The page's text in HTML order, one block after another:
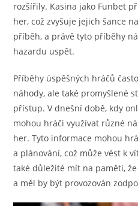
rozšířily. Kasina jako Funbet
her, což zvyšuje jejich šance
příběh, a právě tyto příběhy
hazardu uspět.
Příběhy úspěšných hráčů
náhody, ale také promyšlené
přístup. V dnešní době, kdy
mohou hráči využívat různé
her. Tyto informace mohou
a plánování, což může vést k
také důležité mít na paměti,
a měl by být provozován